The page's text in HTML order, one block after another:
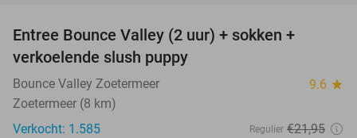
Entree Bounce Valley (2 uur) + sokken +
verkoelende slush puppy
Bounce Valley Zoetermeer 9.6 star
Zoetermeer (8 km)
Verkocht: 1.585
Regulier €21,95